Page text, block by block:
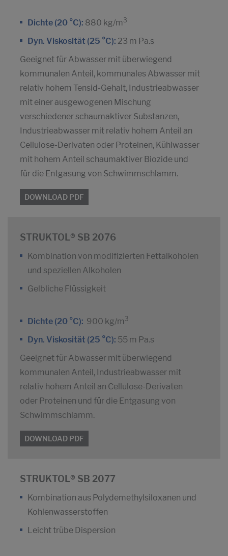
Dichte (20 °C): 880 kg/m 3
Dyn. Viskosität (25 °C): 23 m Pa.s
Geeignet für Abwasser mit überwiegend
kommunalen Anteil, kommunales Abwasser mit
relativ hohem Tensid-Gehalt, Industrieabwasser
mit einer ausgewogenen Mischung
verschiedener schaumaktiver Substanzen,
Industrieabwasser mit relativ hohem Anteil an
Cellulose-Derivaten oder Proteinen, Kühlwasser
mit hohem Anteil schaumaktiver Biozide und
für die Entgasung von Schwimmschlamm.
DOWNLOAD PDF
STRUKTOL® SB 2076
Kombination von modifizierten Fettalkoholen
und speziellen Alkoholen
Gelbliche Flüssigkeit
Dichte (20 °C): 900 kg/m 3
Dyn. Viskosität (25 °C): 55 m Pa.s
Geeignet für Abwasser mit überwiegend
kommunalen Anteil, Industrieabwasser mit
relativ hohem Anteil an Cellulose-Derivaten
oder Proteinen und für die Entgasung von
Schwimmschlamm.
DOWNLOAD PDF
STRUKTOL® SB 2077
Kombination aus Polydemethylsiloxanen und
Kohlenwasserstoffen
Leicht trübe Dispersion